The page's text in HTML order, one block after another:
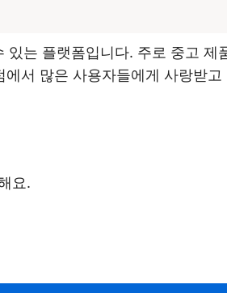
는 플랫폼입니다. 주로 중고 제
서 많은 사용자들에게 사랑받고
요.